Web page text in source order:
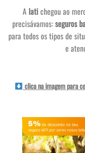
A Iatichegou ao
precisávamos:seguros
para todos os tipos de
e
clica na imagem para